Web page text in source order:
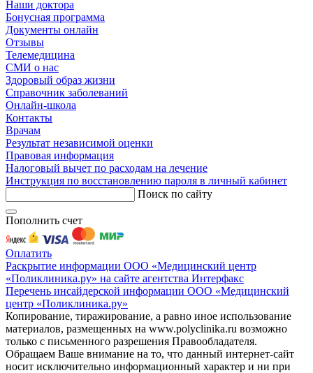
Наши доктора
Бонусная программа
Документы онлайн
Отзывы
Телемедицина
СМИ о нас
Здоровый образ жизни
Справочник заболеваний
Онлайн-школа
Контакты
Врачам
Результат независимой оценки
Правовая информация
Налоговый вычет по расходам на лечение
Инструкция по восстановлению пароля в личный кабинет
Поиск по сайту
Пополнить счет
Оплатить
Раскрытие информации ООО «Медицинский центр
«Поликлиника.ру» на сайте агентства Интерфакс
Перечень инсайдерской информации ООО «Медицинский
центр «Поликлиника.ру»
Копирование, тиражирование, а равно иное использование
материалов, размещенных на www.polyclinika.ru возможно
только с письменного разрешения Правообладателя.
Обращаем Ваше внимание на то, что данный интернет-сайт
носит исключительно информационный характер и ни при